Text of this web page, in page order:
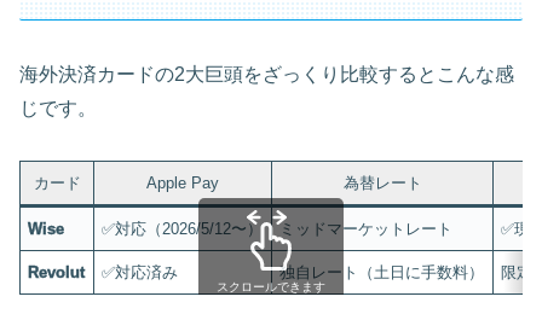
海外決済カードの2大巨頭をざっくり比較するとこんな感
じです。
カード Apple Pay 為替レート
Wise ✅対応（2026/5/12〜） ミッドマーケットレート ✅現
Revolut ✅対応済み 独自レート（土日に手数料） 限定
スクロールできます